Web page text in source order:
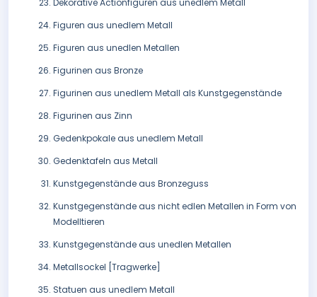
Dekorative Actionfiguren aus unedlem Metall
Figuren aus unedlem Metall
Figuren aus unedlen Metallen
Figurinen aus Bronze
Figurinen aus unedlem Metall als Kunstgegenstände
Figurinen aus Zinn
Gedenkpokale aus unedlem Metall
Gedenktafeln aus Metall
Kunstgegenstände aus Bronzeguss
Kunstgegenstände aus nicht edlen Metallen in Form von
Modelltieren
Kunstgegenstände aus unedlen Metallen
Metallsockel [Tragwerke]
Statuen aus unedlem Metall